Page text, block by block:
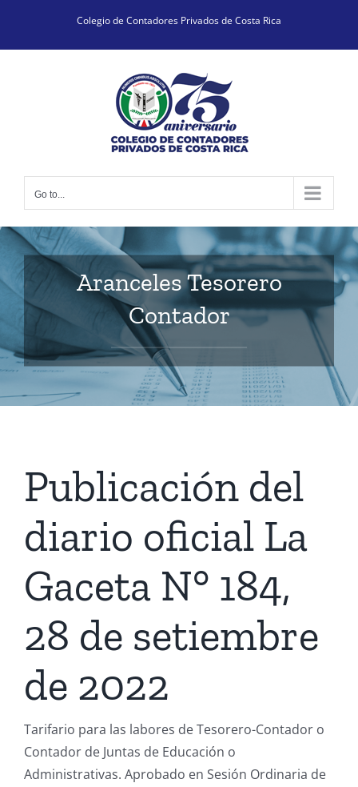
content
Colegio de Contadores Privados de Costa Rica
Go to...
Aranceles Tesorero
Contador
Publicación del
diario oficial La
Gaceta N° 184,
28 de setiembre
de 2022
Tarifario para las labores de Tesorero-Contador o
Contador de Juntas de Educación o
Administrativas. Aprobado en Sesión Ordinaria de